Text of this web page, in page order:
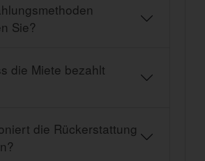
Sie?
die Miete bezahlt
die Rückerstattung